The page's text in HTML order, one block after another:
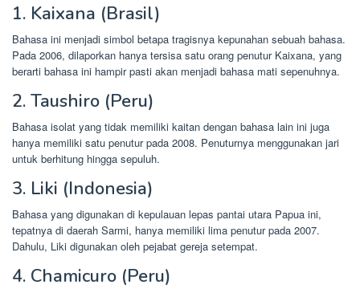
1. Kaixana (Brasil)
Bahasa ini menjadi simbol betapa tragisnya kepunahan sebuah bahasa.
Pada 2006, dilaporkan hanya tersisa satu orang penutur Kaixana, yang
berarti bahasa ini hampir pasti akan menjadi bahasa mati sepenuhnya.
2. Taushiro (Peru)
Bahasa isolat yang tidak memiliki kaitan dengan bahasa lain ini juga
hanya memiliki satu penutur pada 2008. Penuturnya menggunakan jari
untuk berhitung hingga sepuluh.
3. Liki (Indonesia)
Bahasa yang digunakan di kepulauan lepas pantai utara Papua ini,
tepatnya di daerah Sarmi, hanya memiliki lima penutur pada 2007.
Dahulu, Liki digunakan oleh pejabat gereja setempat.
4. Chamicuro (Peru)